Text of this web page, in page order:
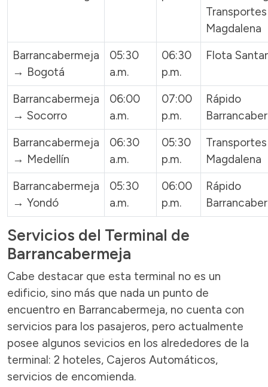
Transportes
Magdalena
Barrancabermeja
→ Bogotá
05:30
a.m.
06:30
p.m.
Flota
Barrancabermeja
→ Socorro
06:00
a.m.
07:00
p.m.
Rápido
Barrancabermeja
→ Medellín
06:30
a.m.
05:30
p.m.
Transportes
Magdalena
Barrancabermeja
→ Yondó
05:30
a.m.
06:00
p.m.
Rápido
Servicios del Terminal de
Barrancabermeja
Cabe destacar que esta terminal no es un
edificio, sino más que nada un punto de
encuentro en Barrancabermeja, no cuenta con
servicios para los pasajeros, pero actualmente
posee algunos sevicios en los alrededores de la
terminal: 2 hoteles, Cajeros Automáticos,
servicios de encomienda.